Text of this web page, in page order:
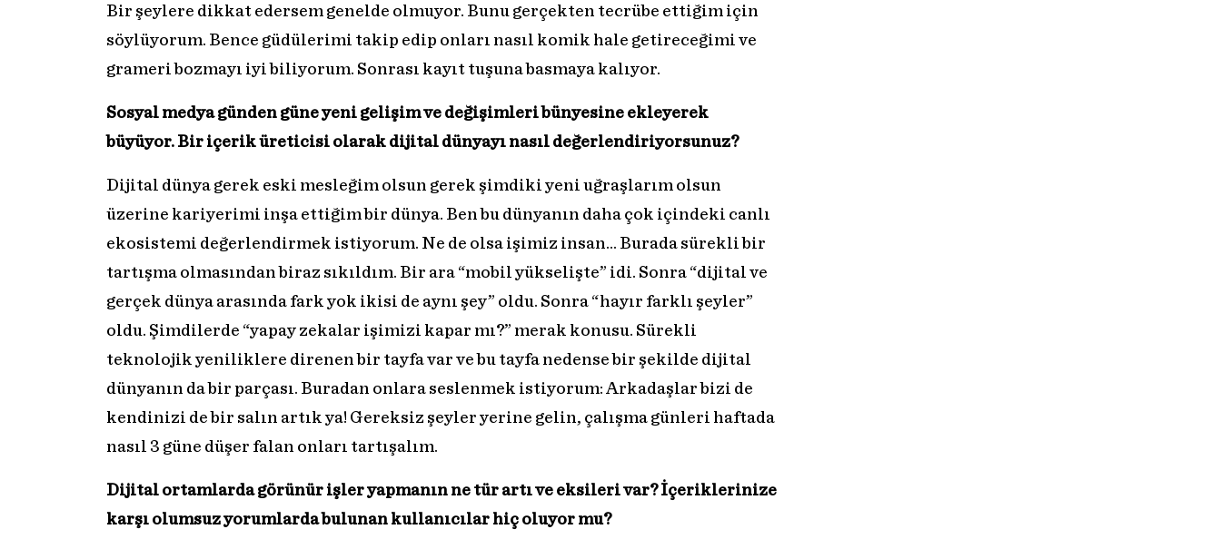
Bir şeylere dikkat edersem genelde olmuyor. Bunu gerçekten tecrübe ettiğim için
söylüyorum. Bence güdülerimi takip edip onları nasıl komik hale getireceğimi ve
grameri bozmayı iyi biliyorum. Sonrası kayıt tuşuna basmaya kalıyor.
Sosyal medya günden güne yeni gelişim ve değişimleri bünyesine ekleyerek
büyüyor. Bir içerik üreticisi olarak dijital dünyayı nasıl değerlendiriyorsunuz?
Dijital dünya gerek eski mesleğim olsun gerek şimdiki yeni uğraşlarım olsun
üzerine kariyerimi inşa ettiğim bir dünya. Ben bu dünyanın daha çok içindeki canlı
ekosistemi değerlendirmek istiyorum. Ne de olsa işimiz insan… Burada sürekli bir
tartışma olmasından biraz sıkıldım. Bir ara “mobil yükselişte” idi. Sonra “dijital ve
gerçek dünya arasında fark yok ikisi de aynı şey” oldu. Sonra “hayır farklı şeyler”
oldu. Şimdilerde “yapay zekalar işimizi kapar mı?” merak konusu. Sürekli
teknolojik yeniliklere direnen bir tayfa var ve bu tayfa nedense bir şekilde dijital
dünyanın da bir parçası. Buradan onlara seslenmek istiyorum: Arkadaşlar bizi de
kendinizi de bir salın artık ya! Gereksiz şeyler yerine gelin, çalışma günleri haftada
nasıl 3 güne düşer falan onları tartışalım.
Dijital ortamlarda görünür işler yapmanın ne tür artı ve eksileri var? İçeriklerinize
karşı olumsuz yorumlarda bulunan kullanıcılar hiç oluyor mu?